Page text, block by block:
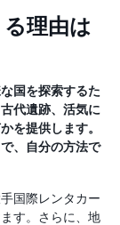
理由は
国を探索するた
代遺跡、活気に
を提供します。
、自分の方法で
国際レンタカー
す。さらに、地